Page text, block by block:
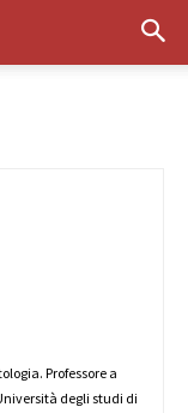
Professore a
degli studi di